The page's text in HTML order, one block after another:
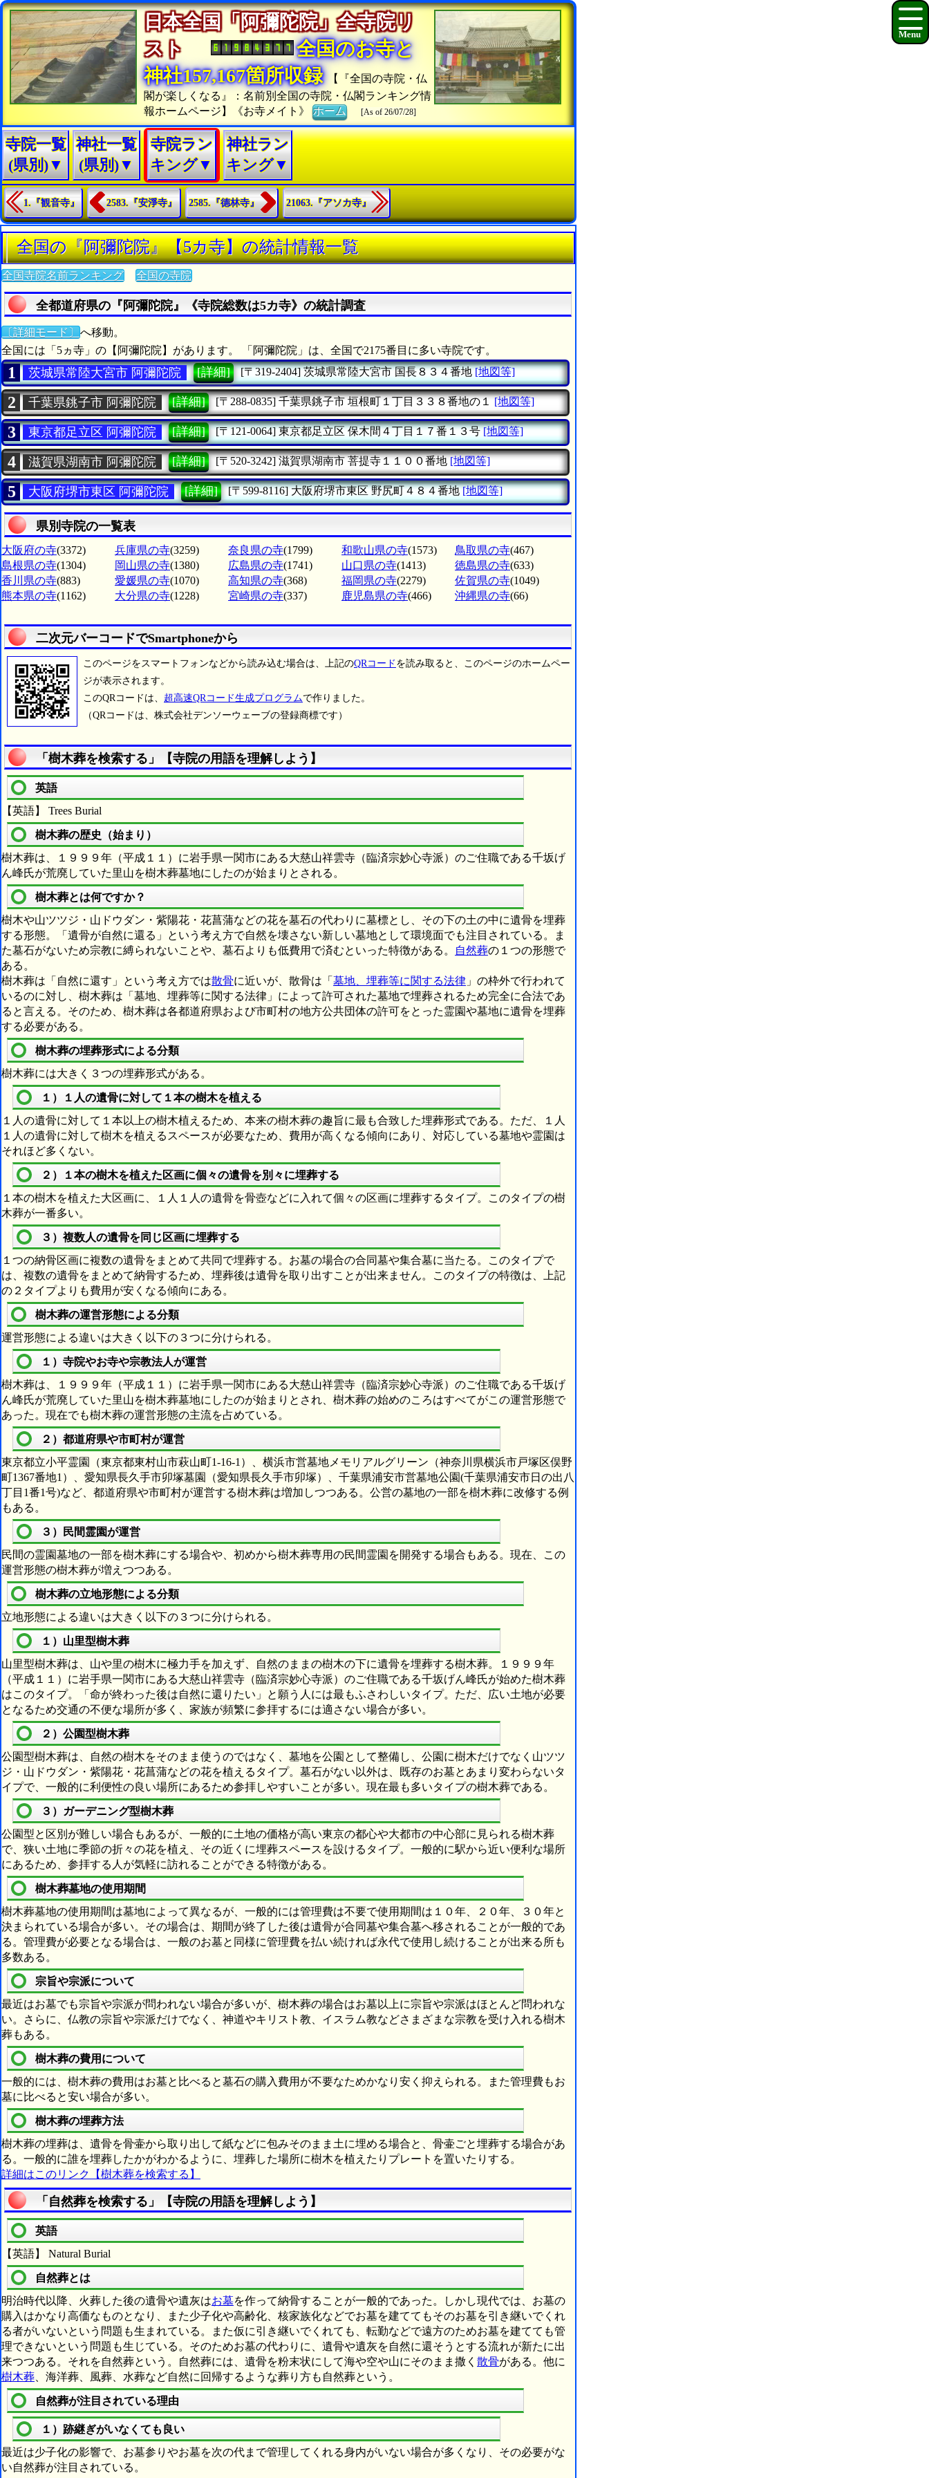
日本全国「阿彌陀院」全寺院リ
スト
全国のお寺と
神社157,167箇所収録
【『全国の寺院・仏
閣が楽しくなる』：名前別全国の寺院・仏閣ランキング情
報ホームページ】《お寺メイト》ホーム [As of 26/07/28]
寺院一覧
(県別)▼
神社一覧
(県別)▼
寺院ラン
キング▼
神社ラン
キング▼
1.『観音寺』 2583.『安淨寺』 2585.『德林寺』 21063.『アソカ寺』
全国の『阿彌陀院』【5カ寺】の統計情報一覧
全国寺院名前ランキング 全国の寺院
全都道府県の『阿彌陀院』《寺院総数は5カ寺》の統計調査
〔詳細モード〕 へ移動。
全国には「5ヵ寺」の【阿彌陀院】があります。 「阿彌陀院」は、全国で2175番目に多い寺院です。
1 茨城県常陸大宮市 阿彌陀院 [詳細] [〒319-2404] 茨城県常陸大宮市国長８３４番地 [地図等]
2 千葉県銚子市 阿彌陀院 [詳細] [〒288-0835] 千葉県銚子市 垣根町１丁目３３８番地の１ [地図等]
3 東京都足立区 阿彌陀院 [詳細] [〒121-0064] 東京都足立区保木間４丁目１７番１３号 [地図等]
4 滋賀県湖南市 阿彌陀院 [詳細] [〒520-3242] 滋賀県湖南市 菩提寺１１００番地 [地図等]
5 大阪府堺市東区 阿彌陀院 [詳細] [〒599-8116] 大阪府堺市東区野尻町４８４番地 [地図等]
県別寺院の一覧表
大阪府の寺(3372) 兵庫県の寺(3259) 奈良県の寺(1799) 和歌山県の寺(1573) 鳥取県の寺(467)
島根県の寺(1304) 岡山県の寺(1380) 広島県の寺(1741) 山口県の寺(1413) 徳島県の寺(633)
香川県の寺(883) 愛媛県の寺(1070) 高知県の寺(368) 福岡県の寺(2279) 佐賀県の寺(1049)
熊本県の寺(1162) 大分県の寺(1228) 宮崎県の寺(337) 鹿児島県の寺(466) 沖縄県の寺(66)
二次元バーコードでSmartphoneから
このページをスマートフォンなどから読み込む場合は、上記のQRコード を読み取ると、このページのホームペー
ジが表示されます。
このQRコードは、 超高速QRコード生成プログラムで作りました。
（QRコードは、株式会社デンソーウェーブの登録商標です）
「樹木葬を検索する」【寺院の用語を理解しよう】
英語
【英語】 Trees Burial
樹木葬の歴史（始まり）
樹木葬は、１９９９年（平成１１）に岩手県一関市にある大慈山祥雲寺（臨済宗妙心寺派）のご住職である千坂げ
ん峰氏が荒廃していた里山を樹木葬墓地にしたのが始まりとされる。
樹木葬とは何ですか？
樹木や山ツツジ・山ドウダン・紫陽花・花菖蒲などの花を墓石の代わりに墓標とし、その下の土の中に遺骨を埋葬
する形態。「遺骨が自然に還る」という考え方で自然を壊さない新しい墓地として環境面でも注目されている。ま
た墓石がないため宗教に縛られないことや、墓石よりも低費用で済むといった特徴がある。
自然葬の１つの形態で
ある。
樹木葬は「自然に還す」という考え方では散骨に近いが、散骨は「 墓地、埋葬等に関する法律 」の枠外で行われて
いるのに対し、樹木葬は「墓地、埋葬等に関する法律」によって許可された墓地で埋葬されるため完全に合法であ
ると言える。そのため、樹木葬は各都道府県および市町村の地方公共団体の許可をとった霊園や墓地に遺骨を埋葬
する必要がある。
樹木葬の埋葬形式による分類
樹木葬には大きく３つの埋葬形式がある。
１）１人の遺骨に対して１本の樹木を植える
１人の遺骨に対して１本以上の樹木植えるため、本来の樹木葬の趣旨に最も合致した埋葬形式である。ただ、１人
１人の遺骨に対して樹木を植えるスペースが必要なため、費用が高くなる傾向にあり、対応している墓地や霊園は
それほど多くない。
２）１本の樹木を植えた区画に個々の遺骨を別々に埋葬する
１本の樹木を植えた大区画に、１人１人の遺骨を骨壺などに入れて個々の区画に埋葬するタイプ。このタイプの樹
木葬が一番多い。
３）複数人の遺骨を同じ区画に埋葬する
１つの納骨区画に複数の遺骨をまとめて共同で埋葬する。お墓の場合の合同墓や集合墓に当たる。このタイプで
は、複数の遺骨をまとめて納骨するため、埋葬後は遺骨を取り出すことが出来ません。このタイプの特徴は、上記
の２タイプよりも費用が安くなる傾向にある。
樹木葬の運営形態による分類
運営形態による違いは大きく以下の３つに分けられる。
１）寺院やお寺や宗教法人が運営
樹木葬は、１９９９年（平成１１）に岩手県一関市にある大慈山祥雲寺（臨済宗妙心寺派）のご住職である千坂げ
ん峰氏が荒廃していた里山を樹木葬墓地にしたのが始まりとされ、樹木葬の始めのころはすべてがこの運営形態で
あった。現在でも樹木葬の運営形態の主流を占めている。
２）都道府県や市町村が運営
東京都立小平霊園（東京都東村山市萩山町1-16-1）、横浜市営墓地メモリアルグリーン（神奈川県横浜市戸塚区俣野
町1367番地1）、愛知県長久手市卯塚墓園（愛知県長久手市卯塚）、千葉県浦安市営墓地公園(千葉県浦安市日の出八
丁目1番1号)など、都道府県や市町村が運営する樹木葬は増加しつつある。公営の墓地の一部を樹木葬に改修する例
もある。
３）民間霊園が運営
民間の霊園墓地の一部を樹木葬にする場合や、初めから樹木葬専用の民間霊園を開発する場合もある。現在、この
運営形態の樹木葬が増えつつある。
樹木葬の立地形態による分類
立地形態による違いは大きく以下の３つに分けられる。
１）山里型樹木葬
山里型樹木葬は、山や里の樹木に極力手を加えず、自然のままの樹木の下に遺骨を埋葬する樹木葬。１９９９年
（平成１１）に岩手県一関市にある大慈山祥雲寺（臨済宗妙心寺派）のご住職である千坂げん峰氏が始めた樹木葬
はこのタイプ。「命が終わった後は自然に還りたい」と願う人には最もふさわしいタイプ。ただ、広い土地が必要
となるため交通の不便な場所が多く、家族が頻繁に参拝するには適さない場合が多い。
２）公園型樹木葬
公園型樹木葬は、自然の樹木をそのまま使うのではなく、墓地を公園として整備し、公園に樹木だけでなく山ツツ
ジ・山ドウダン・紫陽花・花菖蒲などの花を植えるタイプ。墓石がない以外は、既存のお墓とあまり変わらないタ
イプで、一般的に利便性の良い場所にあるため参拝しやすいことが多い。現在最も多いタイプの樹木葬である。
３）ガーデニング型樹木葬
公園型と区別が難しい場合もあるが、一般的に土地の価格が高い東京の都心や大都市の中心部に見られる樹木葬
で、狭い土地に季節の折々の花を植え、その近くに埋葬スペースを設けるタイプ。一般的に駅から近い便利な場所
にあるため、参拝する人が気軽に訪れることができる特徴がある。
樹木葬墓地の使用期間
樹木葬墓地の使用期間は墓地によって異なるが、一般的には管理費は不要で使用期間は１０年、２０年、３０年と
決まられている場合が多い。その場合は、期間が終了した後は遺骨が合同墓や集合墓へ移されることが一般的であ
る。管理費が必要となる場合は、一般のお墓と同様に管理費を払い続ければ永代で使用し続けることが出来る所も
多数ある。
宗旨や宗派について
最近はお墓でも宗旨や宗派が問われない場合が多いが、樹木葬の場合はお墓以上に宗旨や宗派はほとんど問われな
い。さらに、仏教の宗旨や宗派だけでなく、神道やキリスト教、イスラム教などさまざまな宗教を受け入れる樹木
葬もある。
樹木葬の費用について
一般的には、樹木葬の費用はお墓と比べると墓石の購入費用が不要なためかなり安く抑えられる。また管理費もお
墓に比べると安い場合が多い。
樹木葬の埋葬方法
樹木葬の埋葬は、遺骨を骨壷から取り出して紙などに包みそのまま土に埋める場合と、骨壷ごと埋葬する場合があ
る。一般的に誰を埋葬したかがわかるように、埋葬した場所に樹木を植えたりプレートを置いたりする。
詳細はこのリンク【樹木葬を検索する】
「自然葬を検索する」【寺院の用語を理解しよう】
英語
【英語】 Natural Burial
自然葬とは
明治時代以降、火葬した後の遺骨や遺灰はお墓を作って納骨することが一般的であった。しかし現代では、お墓の
購入はかなり高価なものとなり、また少子化や高齢化、核家族化などでお墓を建ててもそのお墓を引き継いでくれ
る者がいないという問題も生まれている。また仮に引き継いでくれても、転勤などで遠方のためお墓を建てても管
理できないという問題も生じている。そのためお墓の代わりに、遺骨や遺灰を自然に還そうとする流れが新たに出
来つつある。それを自然葬という。自然葬には、遺骨を粉末状にして海や空や山にそのまま撒く 散骨がある。他に
樹木葬 、海洋葬、風葬、水葬など自然に回帰するような葬り方も自然葬という。
自然葬が注目されている理由
１）跡継ぎがいなくても良い
最近は少子化の影響で、お墓参りやお墓を次の代まで管理してくれる身内がいない場合が多くなり、その必要がな
い自然葬が注目されている。